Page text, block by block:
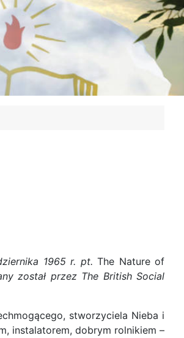
1965 r. pt.The Nature of
został przez The British Social
stworzyciela Nieba i
instalatorem, dobrym rolnikiem –